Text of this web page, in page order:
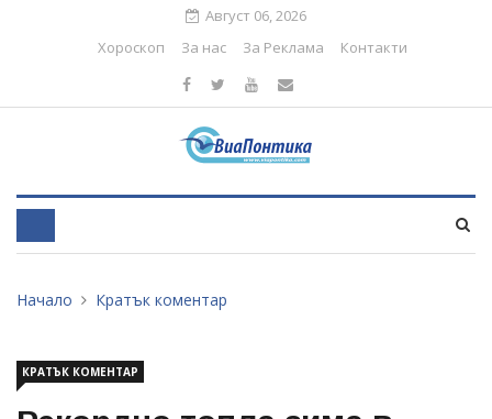
Август 06, 2026
Хороскоп
За нас За Реклама Контакти
Начало Кратък коментар
КРАТЪК КОМЕНТАР